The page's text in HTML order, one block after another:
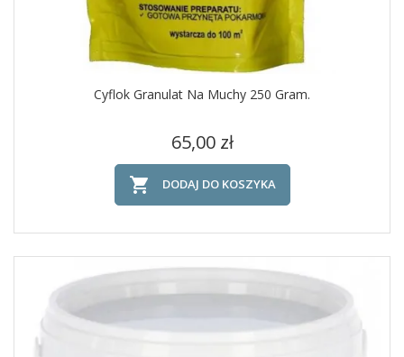
Cyflok Granulat Na Muchy 250 Gram.
Cena
65,00 zł
 DODAJ DO KOSZYKA